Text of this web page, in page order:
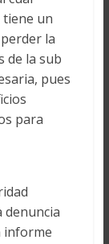
un
la
de la sub
pues
para
denuncia
informe